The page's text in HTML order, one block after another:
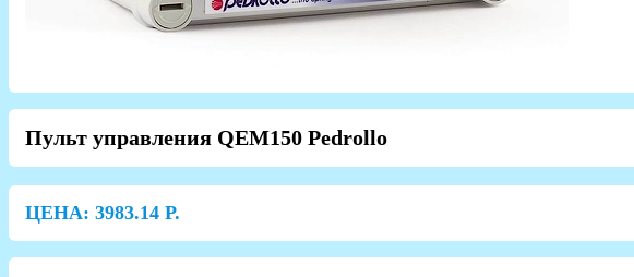
Пульт управления QEM150 Pedrollo
ЦЕНА: 3983.14 Р.